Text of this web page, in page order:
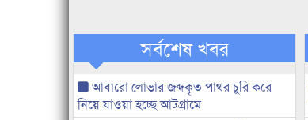
সর্বশেষ খবর
আবারো লোভার জব্দকৃত পাথর চুরি করে
নিয়ে যাওয়া হচ্ছে আটগ্রামে